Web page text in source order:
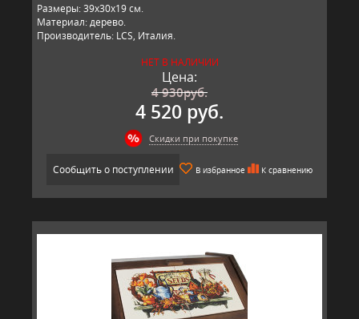
Размеры: 39х30х19 см.
Материал: дерево.
Производитель: LCS, Италия.
НЕТ В НАЛИЧИИ
Цена:
4 930руб.
4 520 руб.
Скидки при покупке
Сообщить о поступлении В избранное К сравнению